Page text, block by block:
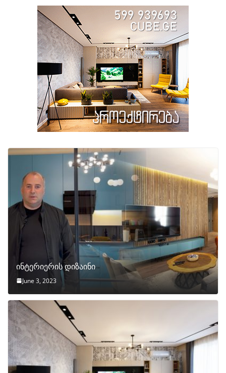
ინტერიერის დიზაინი
June 3, 2023